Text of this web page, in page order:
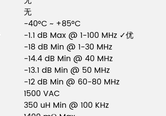
无
-40°C ~ +85°C
-1.1 dB Max @ 1-100 MHz ✓优
-18 dB Min @ 1-30 MHz
-14.4 dB Min @ 40 MHz
-13.1 dB Min @ 50 MHz
-12 dB Min @ 60-80 MHz
1500 VAC
350 uH Min @ 100 KHz